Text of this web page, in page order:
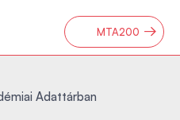
MTA200 →
Adattárban